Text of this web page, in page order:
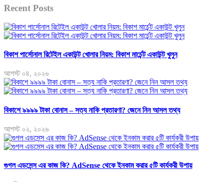
Recent Posts
বিকাশ পার্সোনাল রিটেইল একাউন্ট খোলার নিয়ম: বিকাশ মার্চেন্ট একাউন্ট খুলুন
আগস্ট ০৪, ২০২৬
বিকাশে ৯৯৯৯ টাকা বোনাস – সত্য নাকি প্রতারণা? জেনে নিন আসল তথ্য
আগস্ট ০২, ২০২৬
গুগল এডসেন্স এর কাজ কি? AdSense থেকে ইনকাম করার ৫টি কার্যকরী উপায়